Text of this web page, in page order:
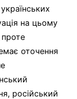
на цьому
оточення
російський